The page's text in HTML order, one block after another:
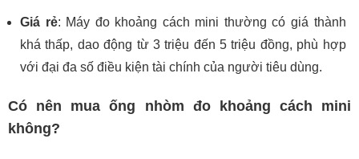
Giá rẻ: Máy đo khoảng cách mini thường có giá thành
khá thấp, dao động từ 3 triệu đến 5 triệu đồng, phù hợp
với đại đa số điều kiện tài chính của người tiêu dùng.
Có nên mua ống nhòm đo khoảng cách mini
không?